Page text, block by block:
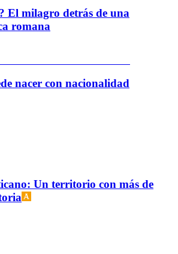
El milagro detrás de una
romana
nacer con nacionalidad
Un territorio con más de